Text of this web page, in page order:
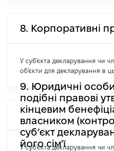
8. Корпоративні
У суб'єкта декларування чи
об'єкти для декларування в
9. Юридичні
подібні правові
кінцевим
власником
суб’єкт
його сім'ї
У суб'єкта декларування чи